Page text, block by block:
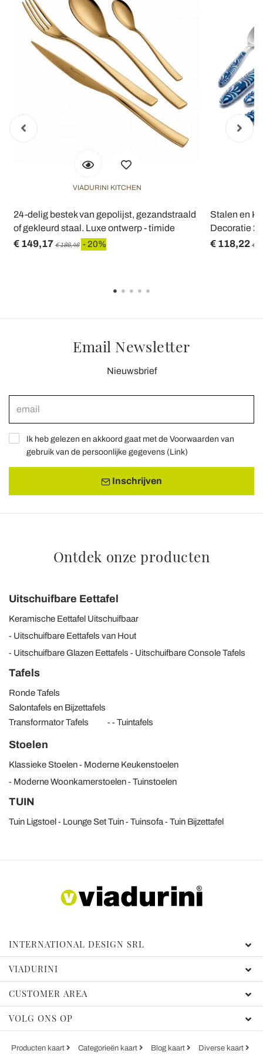
VIADURINI KITCHEN
24-delig bestek van gepolijst, gezandstraald
of gekleurd staal. Luxe ontwerp - timide
€ 149,17 € 186,46 - 20%
Stalen en
Decoratie
€ 118,22 €
Email Newsletter
Nieuwsbrief
Ik heb gelezen en akkoord gaat met de Voorwaarden van
gebruik van de persoonlijke gegevens (Link)
Inschrijven
Ontdek onze producten
Uitschuifbare Eettafel
Keramische Eettafel Uitschuifbaar
Uitschuifbare Eettafels van Hout
Uitschuifbare Glazen Eettafels
Uitschuifbare Console Tafels
Tafels
Ronde Tafels
Salontafels en Bijzettafels
Transformator Tafels
Tuintafels
Stoelen
Klassieke Stoelen
Moderne Keukenstoelen
Moderne Woonkamerstoelen
Tuinstoelen
TUIN
Tuin Ligstoel Lounge Set Tuin Tuinsofa Tuin Bijzettafel
INTERNATIONAL DESIGN SRL
VIADURINI
CUSTOMER AREA
VOLG ONS OP
Producten kaart Categorieën kaart Blog kaart Diverse kaart